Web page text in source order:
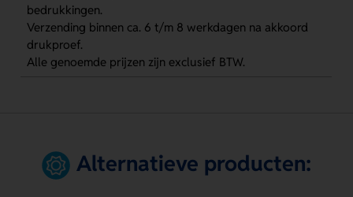
bedrukkingen.
Verzending binnen ca. 6 t/m 8 werkdagen na akkoord
drukproef.
Alle genoemde prijzen zijn exclusief BTW.
Alternatieve producten: